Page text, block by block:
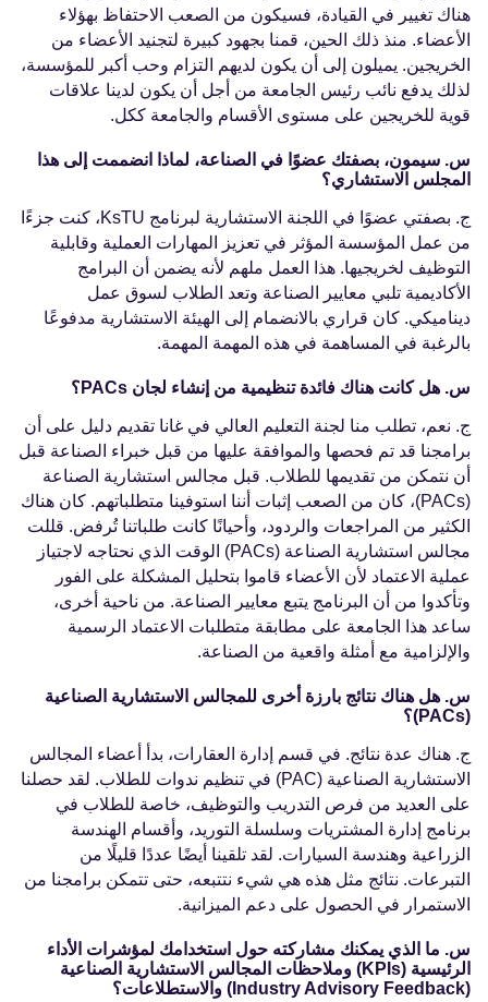
هناك تغيير في القيادة، فسيكون من الصعب الاحتفاظ بهؤلاء
الأعضاء. منذ ذلك الحين، قمنا بجهود كبيرة لتجنيد الأعضاء من
الخريجين. يميلون إلى أن يكون لديهم التزام وحب أكبر للمؤسسة،
لذلك يدفع نائب رئيس الجامعة من أجل أن يكون لدينا علاقات
قوية للخريجين على مستوى الأقسام والجامعة ككل.
س. سيمون، بصفتك عضوًا في الصناعة، لماذا انضممت إلى هذا
المجلس الاستشاري؟
ج. بصفتي عضوًا في اللجنة الاستشارية لبرنامج KsTU، كنت جزءًا
من عمل المؤسسة المؤثر في تعزيز المهارات العملية وقابلية
التوظيف لخريجيها. هذا العمل ملهم لأنه يضمن أن البرامج
الأكاديمية تلبي معايير الصناعة وتعد الطلاب لسوق عمل
ديناميكي. كان قراري بالانضمام إلى الهيئة الاستشارية مدفوعًا
بالرغبة في المساهمة في هذه المهمة المهمة.
س. هل كانت هناك فائدة تنظيمية من إنشاء لجان PACs؟
ج. نعم، تطلب منا لجنة التعليم العالي في غانا تقديم دليل على أن
برامجنا قد تم فحصها والموافقة عليها من قبل خبراء الصناعة قبل
أن نتمكن من تقديمها للطلاب. قبل مجالس استشارية الصناعة
(PACs)، كان من الصعب إثبات أننا استوفينا متطلباتهم. كان هناك
الكثير من المراجعات والردود، وأحيانًا كانت طلباتنا تُرفض. قللت
مجالس استشارية الصناعة (PACs) الوقت الذي نحتاجه لاجتياز
عملية الاعتماد لأن الأعضاء قاموا بتحليل المشكلة على الفور
وتأكدوا من أن البرنامج يتبع معايير الصناعة. من ناحية أخرى،
ساعد هذا الجامعة على مطابقة متطلبات الاعتماد الرسمية
والإلزامية مع أمثلة واقعية من الصناعة.
س. هل هناك نتائج بارزة أخرى للمجالس الاستشارية الصناعية
(PACs)؟
ج. هناك عدة نتائج. في قسم إدارة العقارات، بدأ أعضاء المجالس
الاستشارية الصناعية (PAC) في تنظيم ندوات للطلاب. لقد حصلنا
على العديد من فرص التدريب والتوظيف، خاصة للطلاب في
برنامج إدارة المشتريات وسلسلة التوريد، وأقسام الهندسة
الزراعية وهندسة السيارات. لقد تلقينا أيضًا عددًا قليلًا من
التبرعات. نتائج مثل هذه هي شيء نتتبعه، حتى تتمكن برامجنا من
الاستمرار في الحصول على دعم الميزانية.
س. ما الذي يمكنك مشاركته حول استخدامك لمؤشرات الأداء
الرئيسية (KPIs) وملاحظات المجالس الاستشارية الصناعية
(Industry Advisory Feedback) والاستطلاعات؟